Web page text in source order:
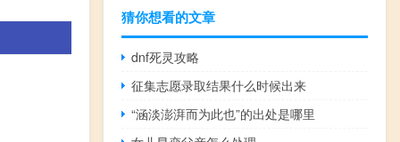
猜你想看的文章
dnf死灵攻略
征集志愿录取结果什么时候出来
“涵淡澎湃而为此也”的出处是哪里